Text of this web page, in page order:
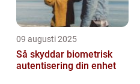
09 augusti 2025
Så skyddar biometrisk
autentisering din enhet